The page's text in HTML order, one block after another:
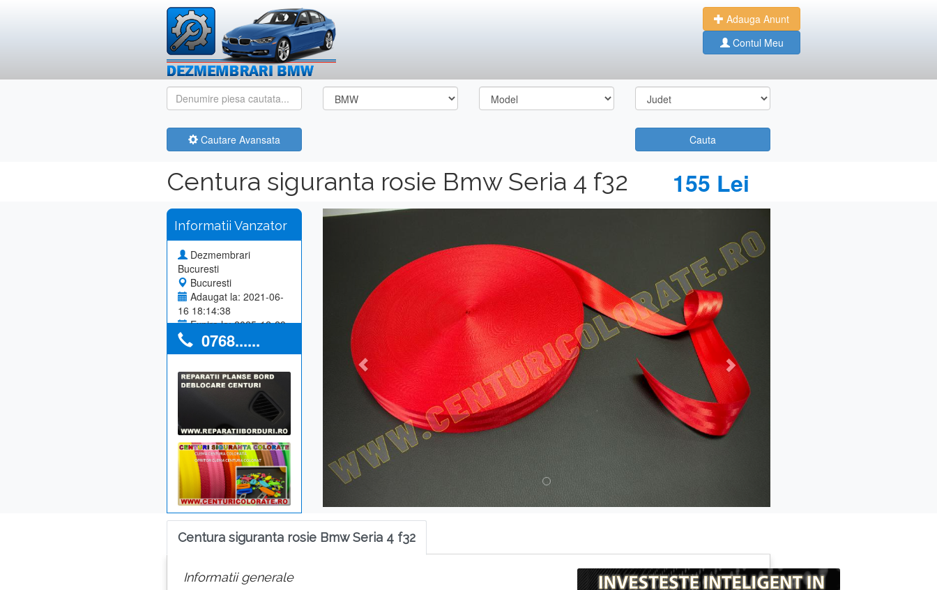
Adauga Anunt
Contul Meu
Cautare Avansata Cauta
Centura siguranta rosie Bmw Seria 4 f32 155 Lei
Informatii Vanzator
Dezmembrari
Bucuresti
Bucuresti
Adaugat la: 2021-06-
16 18:14:38
Expira la: 2025-12-29
Anunturi utilizator: 0
0768......
Previous
Centura siguranta rosie Bmw Seria 4 f32
Informatii generale